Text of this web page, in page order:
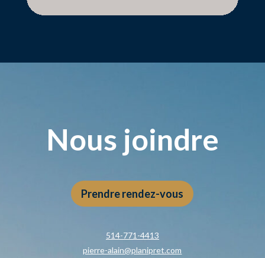
Nous joindre
Prendre rendez-vous
514-771-4413
pierre-alain@planipret.com